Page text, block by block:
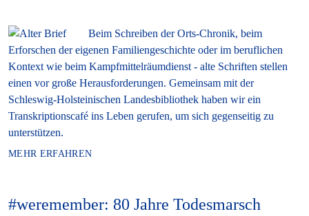
Beim Schreiben der Orts-Chronik, beim
Erforschen der eigenen Familiengeschichte oder im beruflichen
Kontext wie beim Kampfmittelräumdienst - alte Schriften stellen
einen vor große Herausforderungen. Gemeinsam mit der
Schleswig-Holsteinischen Landesbibliothek haben wir ein
Transkriptionscafé ins Leben gerufen, um sich gegenseitig zu
unterstützen.
MEHR ERFAHREN
#weremember: 80 Jahre Todesmarsch